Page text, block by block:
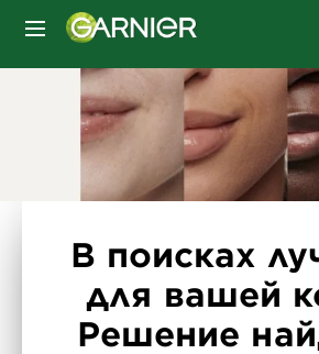
МЕНЮ
В поисках
для вашей
Решение